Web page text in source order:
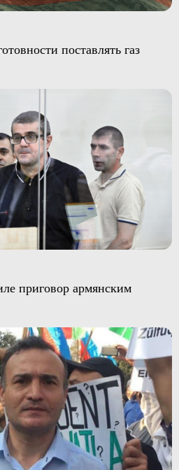
поставлять газ
приговор армянским